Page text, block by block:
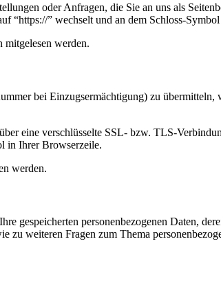
oder Anfragen, die Sie an uns als
“https://” wechselt und an dem Schloss-
werden.
bei Einzugsermächtigung) zu übermitteln,
eine verschlüsselte SSL- bzw. TLS-
in Ihrer Browserzeile.
werden.
gespeicherten personenbezogenen Daten,
weiteren Fragen zum Thema